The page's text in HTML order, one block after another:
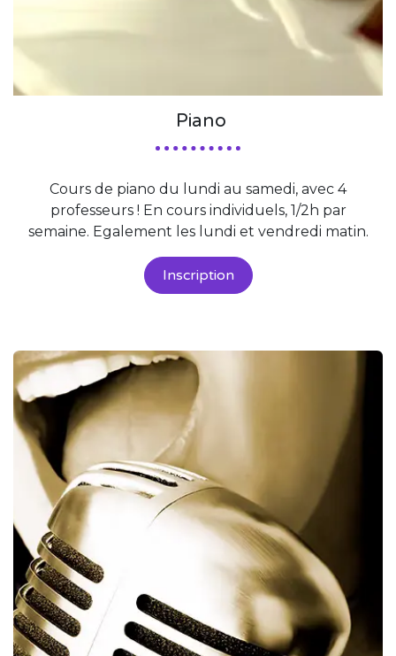
Piano
Cours de piano du lundi au samedi, avec 4
professeurs ! En cours individuels, 1/2h par
semaine. Egalement les lundi et vendredi matin.
Inscription